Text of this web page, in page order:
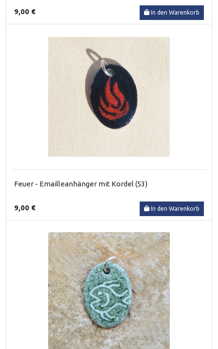
9,00 € In den Warenkorb
Feuer - Emailleanhänger mit Kordel (53)
9,00 € In den Warenkorb